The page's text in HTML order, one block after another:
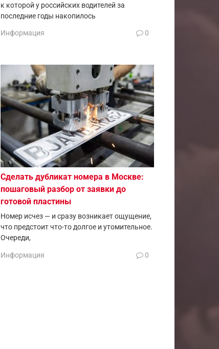
к которой у российских водителей за
последние годы накопилось
Информация 0
Сделать дубликат номера в Москве:
пошаговый разбор от заявки до
готовой пластины
Номер исчез — и сразу возникает ощущение,
что предстоит что-то долгое и утомительное.
Очереди,
Информация 0